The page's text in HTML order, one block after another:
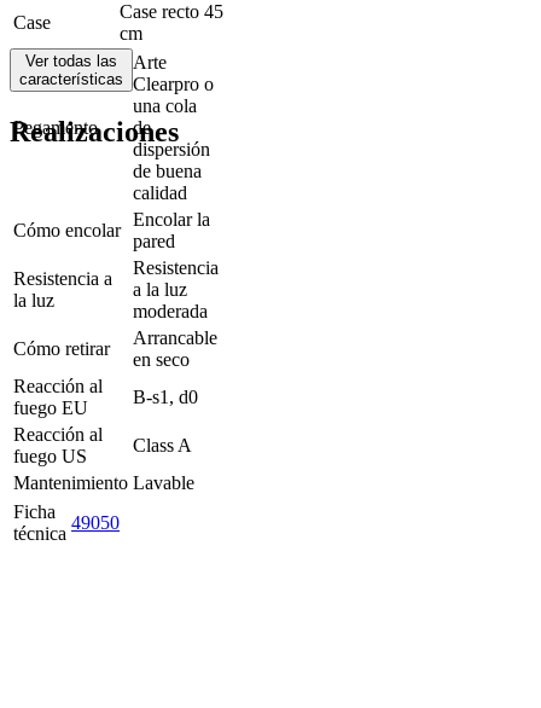
Case
Case recto 45
cm
Pegamento
Arte
Clearpro o
una cola
de
dispersión
de buena
calidad
Cómo encolar
Encolar la
pared
Resistencia a
la luz
Resistencia
a la luz
moderada
Cómo retirar
Arrancable
en seco
Reacción al
fuego EU
B-s1, d0
Reacción al
fuego US
Class A
Mantenimiento Lavable
Ficha
técnica
49050
Ver todas las
características
Realizaciones